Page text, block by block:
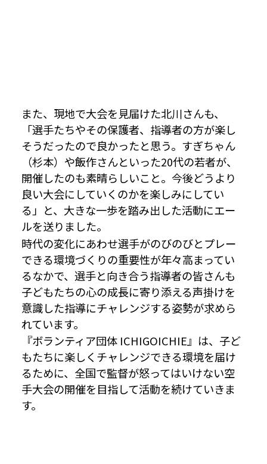
また、現地で大会を見届けた北川さんも、
「選手たちやその保護者、指導者の方が楽し
そうだったので良かったと思う。すぎちゃん
（杉本）や飯作さんといった20代の若者が、
開催したのも素晴らしいこと。今後どうより
良い大会にしていくのかを楽しみにしてい
る」と、大きな一歩を踏み出した活動にエー
ルを送りました。
時代の変化にあわせ選手がのびのびとプレー
できる環境づくりの重要性が年々高まってい
るなかで、選手と向き合う指導者の皆さんも
子どもたちの心の成長に寄り添える声掛けを
意識した指導にチャレンジする姿勢が求めら
れています。
『ボランティア団体 ICHIGOICHIE』は、子ど
もたちに楽しくチャレンジできる環境を届け
るために、全国で監督が怒ってはいけない空
手大会の開催を目指して活動を続けていきま
す。